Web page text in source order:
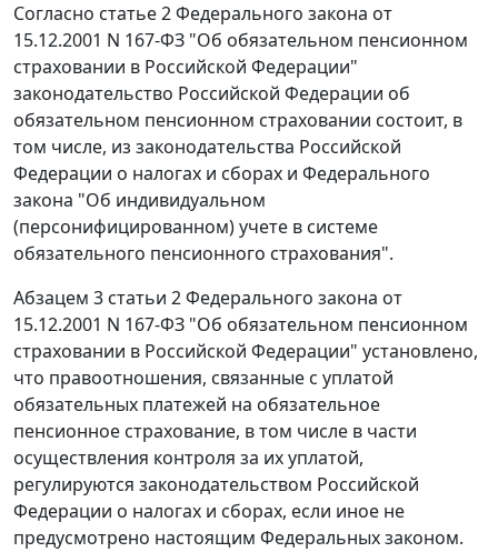
Согласно статье 2Федерального закона от
15.12.2001 N 167-ФЗ "Об обязательном пенсионном
страховании в Российской Федерации"
законодательство Российской Федерации об
обязательном пенсионном страховании состоит, в
том числе, из законодательства Российской
Федерации о налогах и сборах и Федерального
закона "Об индивидуальном
(персонифицированном) учете в системе
обязательного пенсионного страхования".
Абзацем 3 статьи 2Федерального закона от
15.12.2001 N 167-ФЗ "Об обязательном пенсионном
страховании в Российской Федерации" установлено,
что правоотношения, связанные с уплатой
обязательных платежей на обязательное
пенсионное страхование, в том числе в части
осуществления контроля за их уплатой,
регулируются законодательством Российской
Федерации о налогах и сборах, если иное не
предусмотрено настоящим Федеральных законом.